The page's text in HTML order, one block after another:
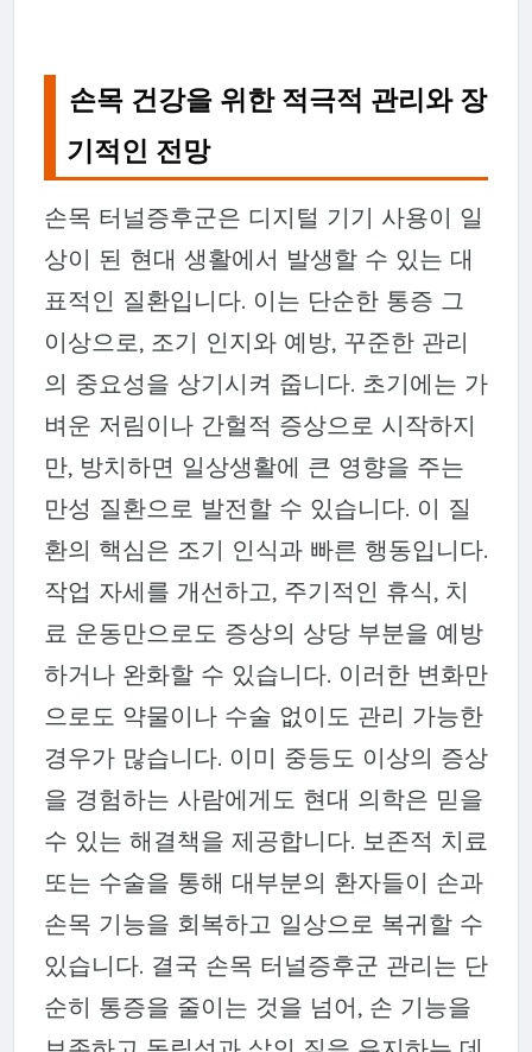
손목 건강을 위한 적극적 관리와 장
기적인 전망
손목 터널증후군은 디지털 기기 사용이 일
상이 된 현대 생활에서 발생할 수 있는 대
표적인 질환입니다. 이는 단순한 통증 그
이상으로, 조기 인지와 예방, 꾸준한 관리
의 중요성을 상기시켜 줍니다. 초기에는 가
벼운 저림이나 간헐적 증상으로 시작하지
만, 방치하면 일상생활에 큰 영향을 주는
만성 질환으로 발전할 수 있습니다. 이 질
환의 핵심은 조기 인식과 빠른 행동입니다.
작업 자세를 개선하고, 주기적인 휴식, 치
료 운동만으로도 증상의 상당 부분을 예방
하거나 완화할 수 있습니다. 이러한 변화만
으로도 약물이나 수술 없이도 관리 가능한
경우가 많습니다. 이미 중등도 이상의 증상
을 경험하는 사람에게도 현대 의학은 믿을
수 있는 해결책을 제공합니다. 보존적 치료
또는 수술을 통해 대부분의 환자들이 손과
손목 기능을 회복하고 일상으로 복귀할 수
있습니다. 결국 손목 터널증후군 관리는 단
순히 통증을 줄이는 것을 넘어, 손 기능을